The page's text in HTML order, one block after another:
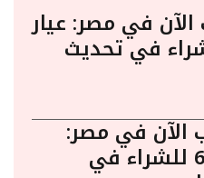
في مصر: عيار
6730 للشراء في تحديث
الآن في مصر:
عيار 24 يسجل 6745 للشراء في